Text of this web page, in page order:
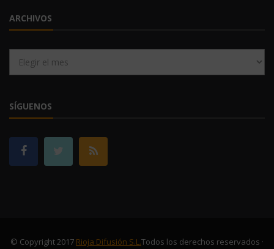
ARCHIVOS
SÍGUENOS
© Copyright 2017 Rioja Difusión S.L.Todos los derechos reservados ·